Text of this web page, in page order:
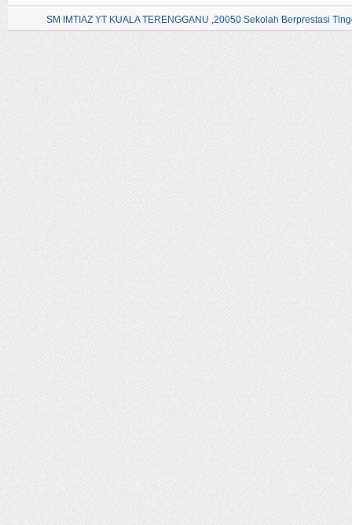
SM IMTIAZ YT KUALA TERENGGANU ,20050 Sekolah Berprestasi